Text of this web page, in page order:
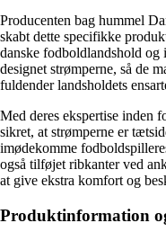
Producenten bag hummel
skabt dette specifikke
danske fodboldlandshold
designet strømperne, så de
fuldender landsholdets
Med deres ekspertise inden
sikret, at strømperne er
imødekomme
også tilføjet ribkanter ved
at give ekstra komfort og
Produktinformation